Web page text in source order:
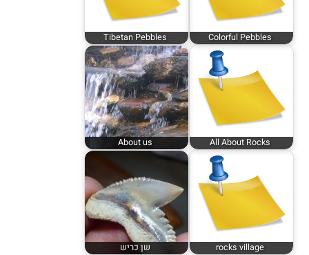
Colorful Pebbles
Tibetan Pebbles
All About Rocks
About us
rocks village שן כריש